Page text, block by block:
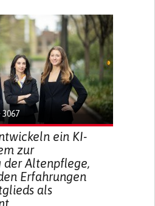
MEDICAL ONCOLOGY
3067
ein KI-
zur
der Altenpflege,
Erfahrungen
als